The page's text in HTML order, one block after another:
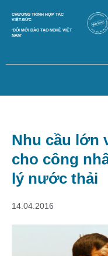
CHƯƠNG TRÌNH HỢP TÁC
VIỆT-ĐỨC
‘ĐỔI MỚI ĐÀO TẠO NGHỀ VIỆT
NAM’
Nhu cầu lớn
cho công
lý nước thải
14.04.2016